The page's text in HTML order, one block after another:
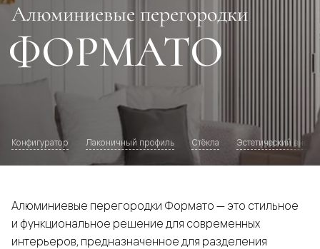
Алюминиевые перегородки
ФОРМАТО
Конфигуратор Лаконичный профиль Стёкла Эстетический
Алюминиевые перегородки Формато — это стильное
и функциональное решение для современных
интерьеров, предназначенное для разделения